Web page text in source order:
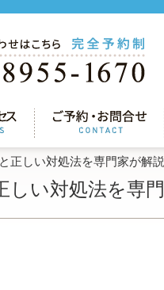
正しい対処法を専門家が解説
しい対処法を専門